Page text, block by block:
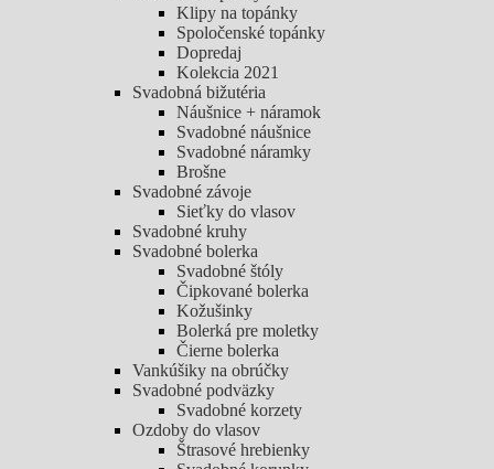
Klipy na topánky
Spoločenské topánky
Dopredaj
Kolekcia 2021
Svadobná bižutéria
Náušnice + náramok
Svadobné náušnice
Svadobné náramky
Brošne
Svadobné závoje
Sieťky do vlasov
Svadobné kruhy
Svadobné bolerka
Svadobné štóly
Čipkované bolerka
Kožušinky
Bolerká pre moletky
Čierne bolerka
Vankúšiky na obrúčky
Svadobné podväzky
Svadobné korzety
Ozdoby do vlasov
Štrasové hrebienky